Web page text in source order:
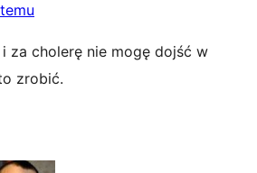
za cholerę nie mogę dojść w
zrobić.